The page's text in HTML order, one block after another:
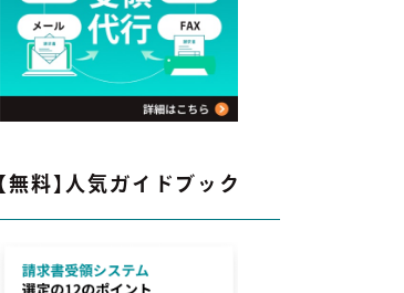
【無料】人気ガイドブック